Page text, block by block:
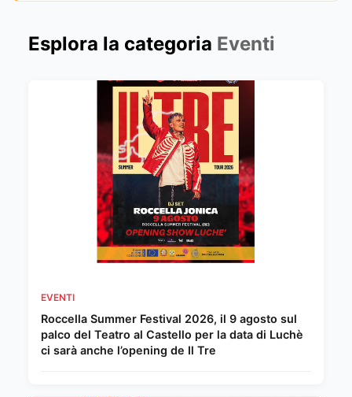
Esplora la categoria Eventi
EVENTI
Roccella Summer Festival 2026, il 9 agosto sul
palco del Teatro al Castello per la data di Luchè
ci sarà anche l’opening de Il Tre